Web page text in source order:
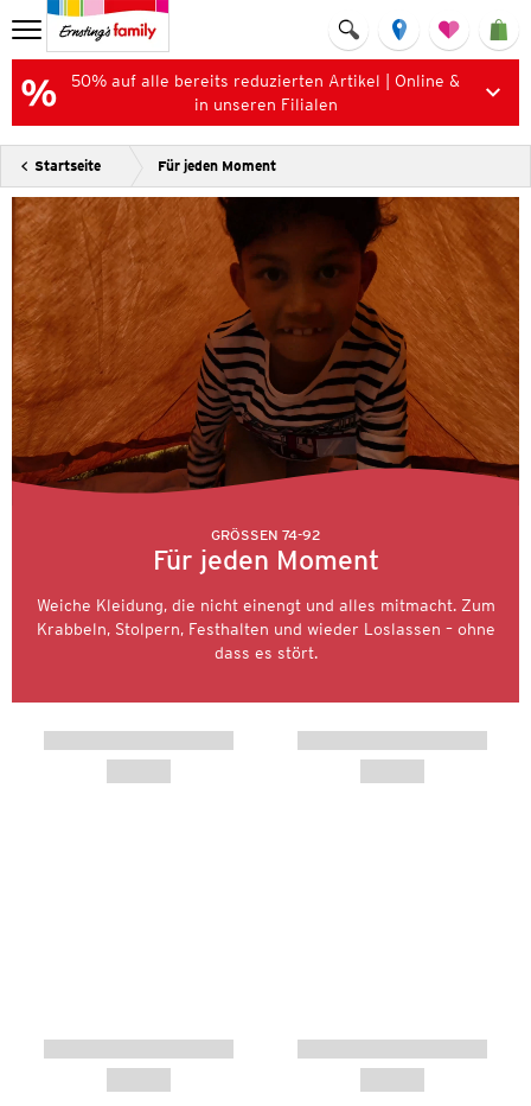
50% auf alle bereits reduzierten Artikel | Online &
in unseren Filialen
Startseite Für jeden Moment
GRÖSSEN 74-92
Für jeden Moment
Weiche Kleidung, die nicht einengt und alles mitmacht. Zum
Krabbeln, Stolpern, Festhalten und wieder Loslassen – ohne
dass es stört.